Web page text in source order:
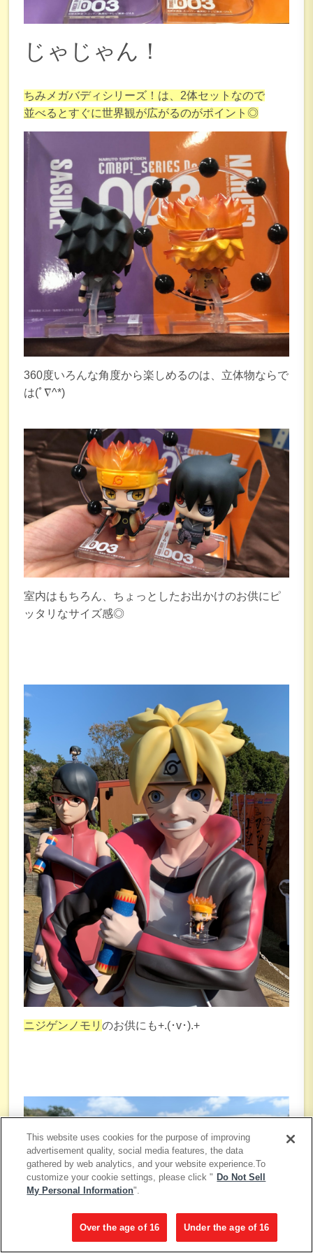
じゃじゃん！
ちみメガバディシリーズ！は、2体セットなので
並べるとすぐに世界観が広がるのがポイント◎
360度いろんな角度から楽しめるのは、立体物ならで
は(ﾟ∇^*)
室内はもちろん、ちょっとしたお出かけのお供にピ
ッタリなサイズ感◎
ニジゲンノモリのお供にも+.(･v･).+
This website uses cookies for the purpose of improving
advertisement quality, social media features, the data
gathered by web analytics, and your website experience.To
customize your cookie settings, please click " Do Not Sell
My Personal Information".
Under the age of 16
Over the age of 16